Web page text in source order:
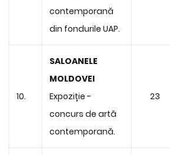
contemporană
din fondurile UAP.
10.
SALOANELE
MOLDOVEI
Expoziție -
concurs de artă
contemporană.
23